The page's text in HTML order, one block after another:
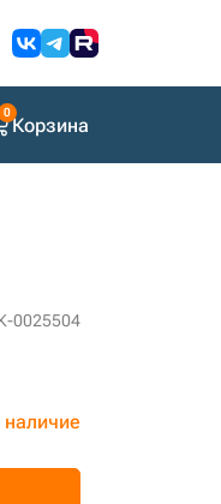
Корзина
0025504
наличие